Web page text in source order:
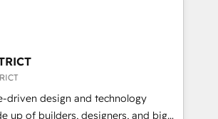
Let Cebra’s experts help you grow
and with impact.
ンシーです。事業部・グループ会社・部
織で、データと業務プロセスのサイロ化
した全社共通基盤に再構築します。意
現場担当者に並走します。 1️⃣
用支援 顧客データの一元化から、
・自動化まで。全Hub統合運用、デー
driven design and technology
up of builders, designers, and big